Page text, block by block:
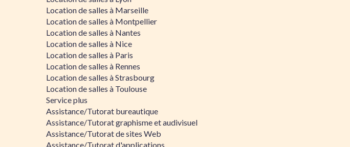
Location de salles à Marseille
Location de salles à Montpellier
Location de salles à Nantes
Location de salles à Nice
Location de salles à Paris
Location de salles à Rennes
Location de salles à Strasbourg
Location de salles à Toulouse
Service plus
Assistance/Tutorat bureautique
Assistance/Tutorat graphisme et audivisuel
Assistance/Tutorat de sites Web
Assistance/Tutorat d'applications